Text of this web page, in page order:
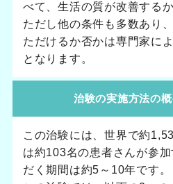
べて、生活の質が改善する
ただし他の条件も多数あり
ただけるか否かは専門家に
となります。
治験の実施方法の
この治験には、世界で約
は約103名の患者さんが参
だく期間は約5～10年です。